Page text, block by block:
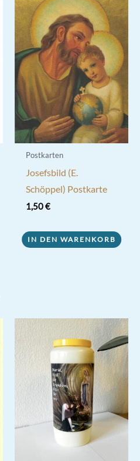
Postkarten
Josefsbild (E.
Schöppel) Postkarte
1,50€
IN DEN WARENKORB